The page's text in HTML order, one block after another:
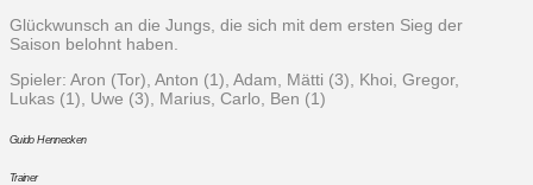
Glückwunsch an die Jungs, die sich mit dem ersten Sieg der
Saison belohnt haben.
Spieler: Aron (Tor), Anton (1), Adam, Mätti (3), Khoi, Gregor,
Lukas (1), Uwe (3), Marius, Carlo, Ben (1)
Guido Hennecken
Trainer